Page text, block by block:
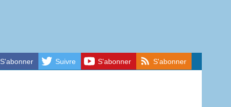
S'abonner Suivre S'abonner S'abonner